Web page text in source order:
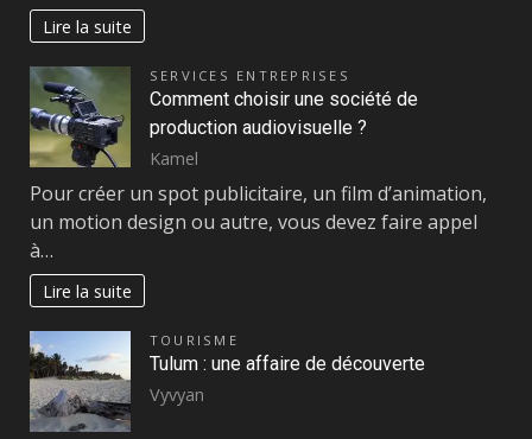
Lire la suite
SERVICES ENTREPRISES
Comment choisir une société de
production audiovisuelle ?
Kamel
Pour créer un spot publicitaire, un film d’animation,
un motion design ou autre, vous devez faire appel
à…
Lire la suite
TOURISME
Tulum : une affaire de découverte
Vyvyan